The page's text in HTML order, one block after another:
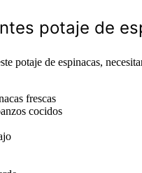
potaje de
potaje de espinacas,
frescas
cocidos